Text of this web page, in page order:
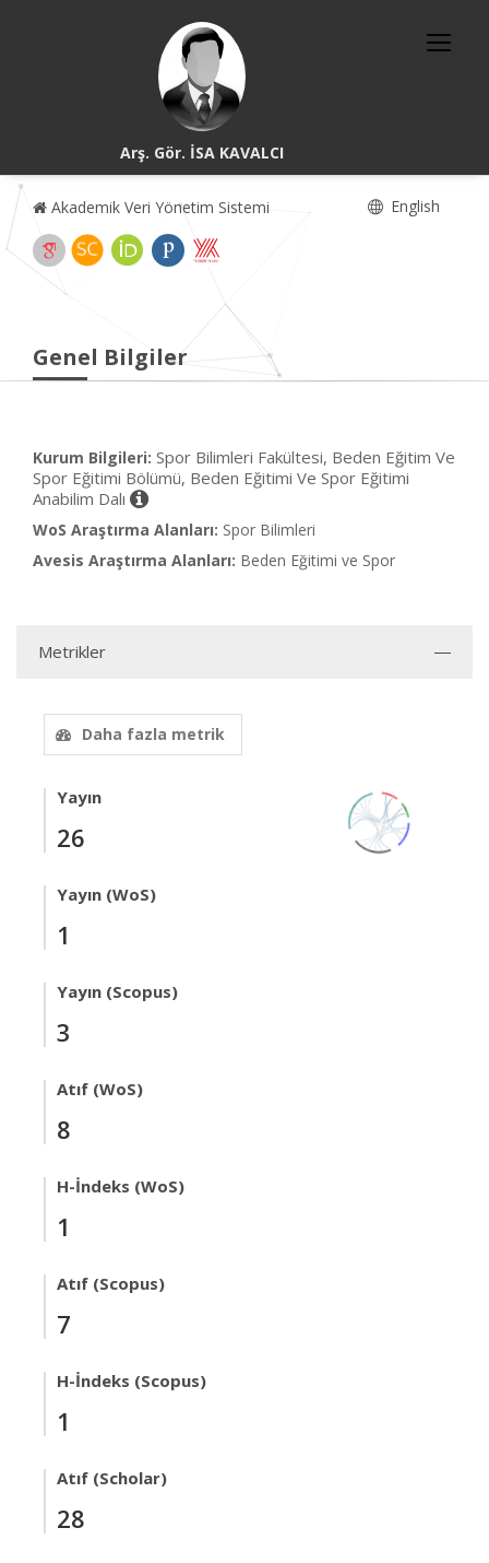
Arş. Gör. İSA KAVALCI
Akademik Veri Yönetim Sistemi English
Genel Bilgiler
Kurum Bilgileri: Spor Bilimleri Fakültesi, Beden Eğitim Ve
Spor Eğitimi Bölümü, Beden Eğitimi Ve Spor Eğitimi
Anabilim Dalı
WoS Araştırma Alanları: Spor Bilimleri
Avesis Araştırma Alanları: Beden Eğitimi ve Spor
Metrikler
Daha fazla metrik
Yayın
26
Yayın (WoS)
1
Yayın (Scopus)
3
Atıf (WoS)
8
H-İndeks (WoS)
1
Atıf (Scopus)
7
H-İndeks (Scopus)
1
Atıf (Scholar)
28